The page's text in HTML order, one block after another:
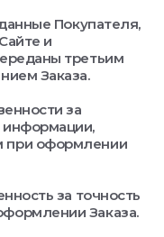
Покупателя,
и
третьим
Заказа.
за
информации,
при оформлении
за точность
Заказа.